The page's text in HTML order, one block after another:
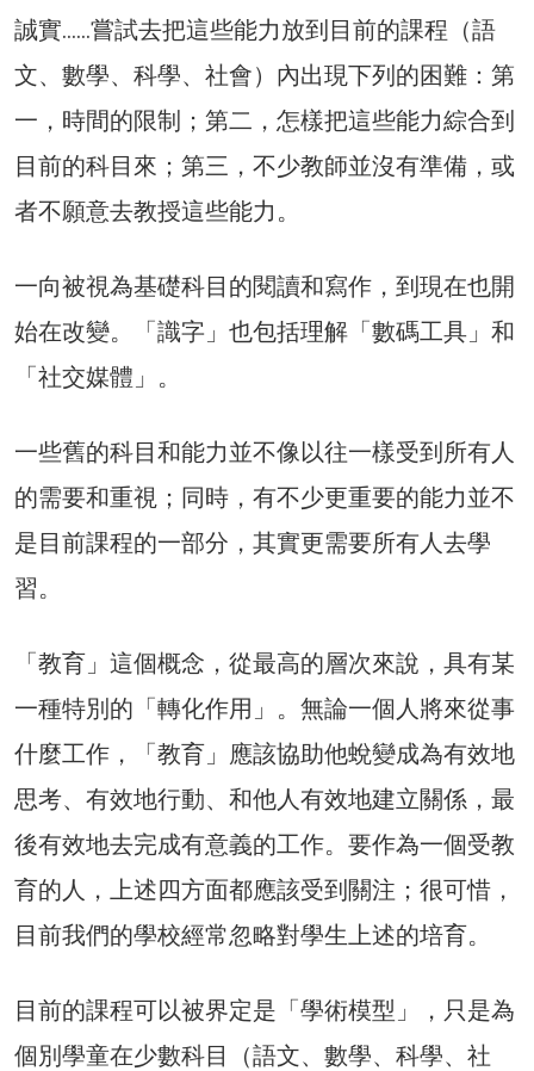
誠實……嘗試去把這些能力放到目前的課程（語
文、數學、科學、社會）內出現下列的困難：第
一，時間的限制；第二，怎樣把這些能力綜合到
目前的科目來；第三，不少教師並沒有準備，或
者不願意去教授這些能力。
一向被視為基礎科目的閱讀和寫作，到現在也開
始在改變。「識字」也包括理解「數碼工具」和
「社交媒體」。
一些舊的科目和能力並不像以往一樣受到所有人
的需要和重視；同時，有不少更重要的能力並不
是目前課程的一部分，其實更需要所有人去學
習。
「教育」這個概念，從最高的層次來說，具有某
一種特別的「轉化作用」。無論一個人將來從事
什麼工作，「教育」應該協助他蛻變成為有效地
思考、有效地行動、和他人有效地建立關係，最
後有效地去完成有意義的工作。要作為一個受教
育的人，上述四方面都應該受到關注；很可惜，
目前我們的學校經常忽略對學生上述的培育。
目前的課程可以被界定是「學術模型」，只是為
個別學童在少數科目（語文、數學、科學、社